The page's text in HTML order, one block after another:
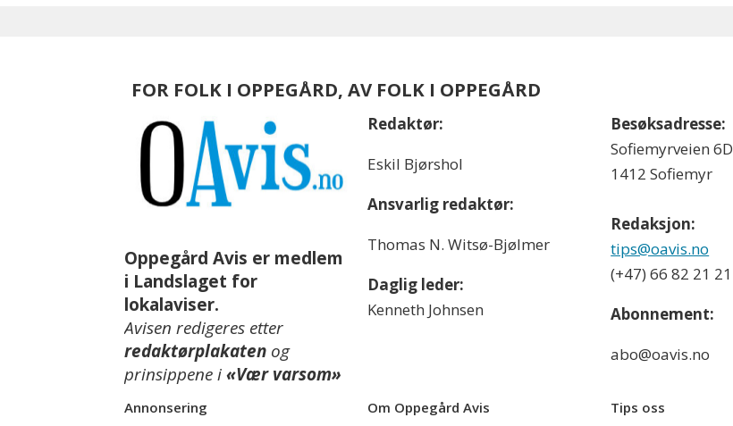
FOR FOLK I OPPEGÅRD, AV FOLK I OPPEGÅRD
Oppegård Avis er medlem
i Landslaget for
lokalaviser.
Avisen redigeres etter
redaktørplakaten og
prinsippene i«Vær varsom»
Redaktør:
Eskil Bjørshol
Ansvarlig redaktør:
Thomas N. Witsø-Bjølmer
Daglig leder:
Kenneth Johnsen
Besøksadresse:
Sofiemyrveien 6D
1412 Sofiemyr
Redaksjon:
tips@oavis.no
(+47) 66 82 21 21
Abonnement:
abo@oavis.no
Annonsering Om Oppegård Avis Tips oss